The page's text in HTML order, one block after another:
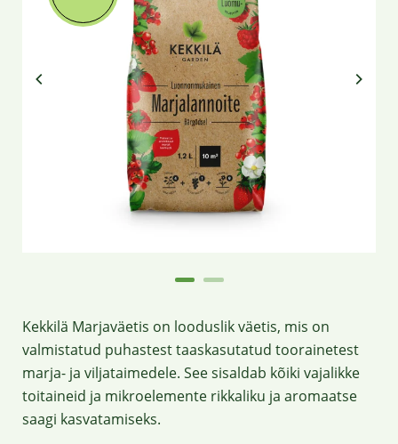
Kekkilä Marjaväetis on looduslik väetis, mis on
valmistatud puhastest taaskasutatud toorainetest
marja- ja viljataimedele. See sisaldab kõiki vajalikke
toitaineid ja mikroelemente rikkaliku ja aromaatse
saagi kasvatamiseks.